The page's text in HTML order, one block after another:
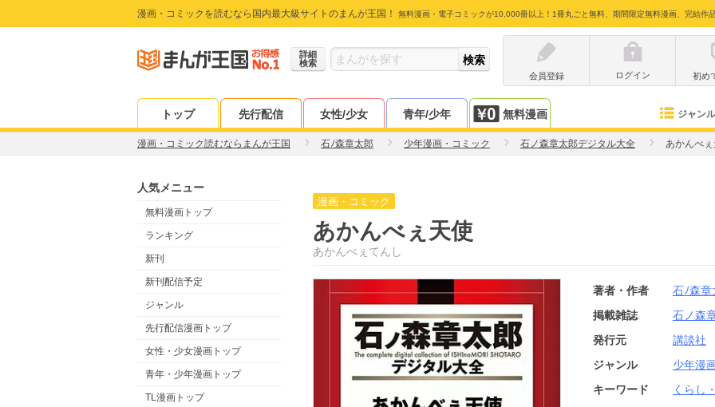
漫画・コミックを読むなら国内最大級サイトのまんが王国！ 無料漫画・電子コミックが10,000冊以上！1冊丸ごと無料、期間限定無料漫画、完結作
詳細
検索
会員登録
ログイン 初め
トップ 先行配信 女性/少女 青年/少年 無料漫画 ジャンル
漫画・コミック読むならまんが王国 石ﾉ森章太郎 少年漫画・コミック 石ノ森章太郎デジタル大全 あかんべ
人気メニュー
無料漫画トップ
ランキング
新刊
新刊配信予定
ジャンル
先行配信漫画トップ
女性・少女漫画トップ
青年・少年漫画トップ
TL漫画トップ
漫画・コミック
あかんべぇ天使
あかんべぇてんし
著者・作者
石ﾉ森章
掲載雑誌
石ノ森
発行元
講談社
ジャンル
少年漫
キーワード
くらし